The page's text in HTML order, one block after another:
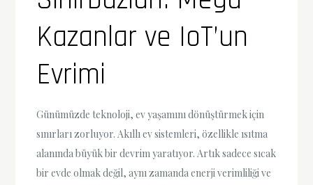
Kazanlar ve IoT’un
Evrimi
Günümüzde teknoloji, ev yaşamını dönüştürmek için
sınırları zorluyor. Akıllı ev sistemleri, özellikle ısıtma
alanında büyük bir devrim yaratıyor. Artık sadece sıcak
bir evde olmak değil, aynı zamanda enerji verimliliği ve